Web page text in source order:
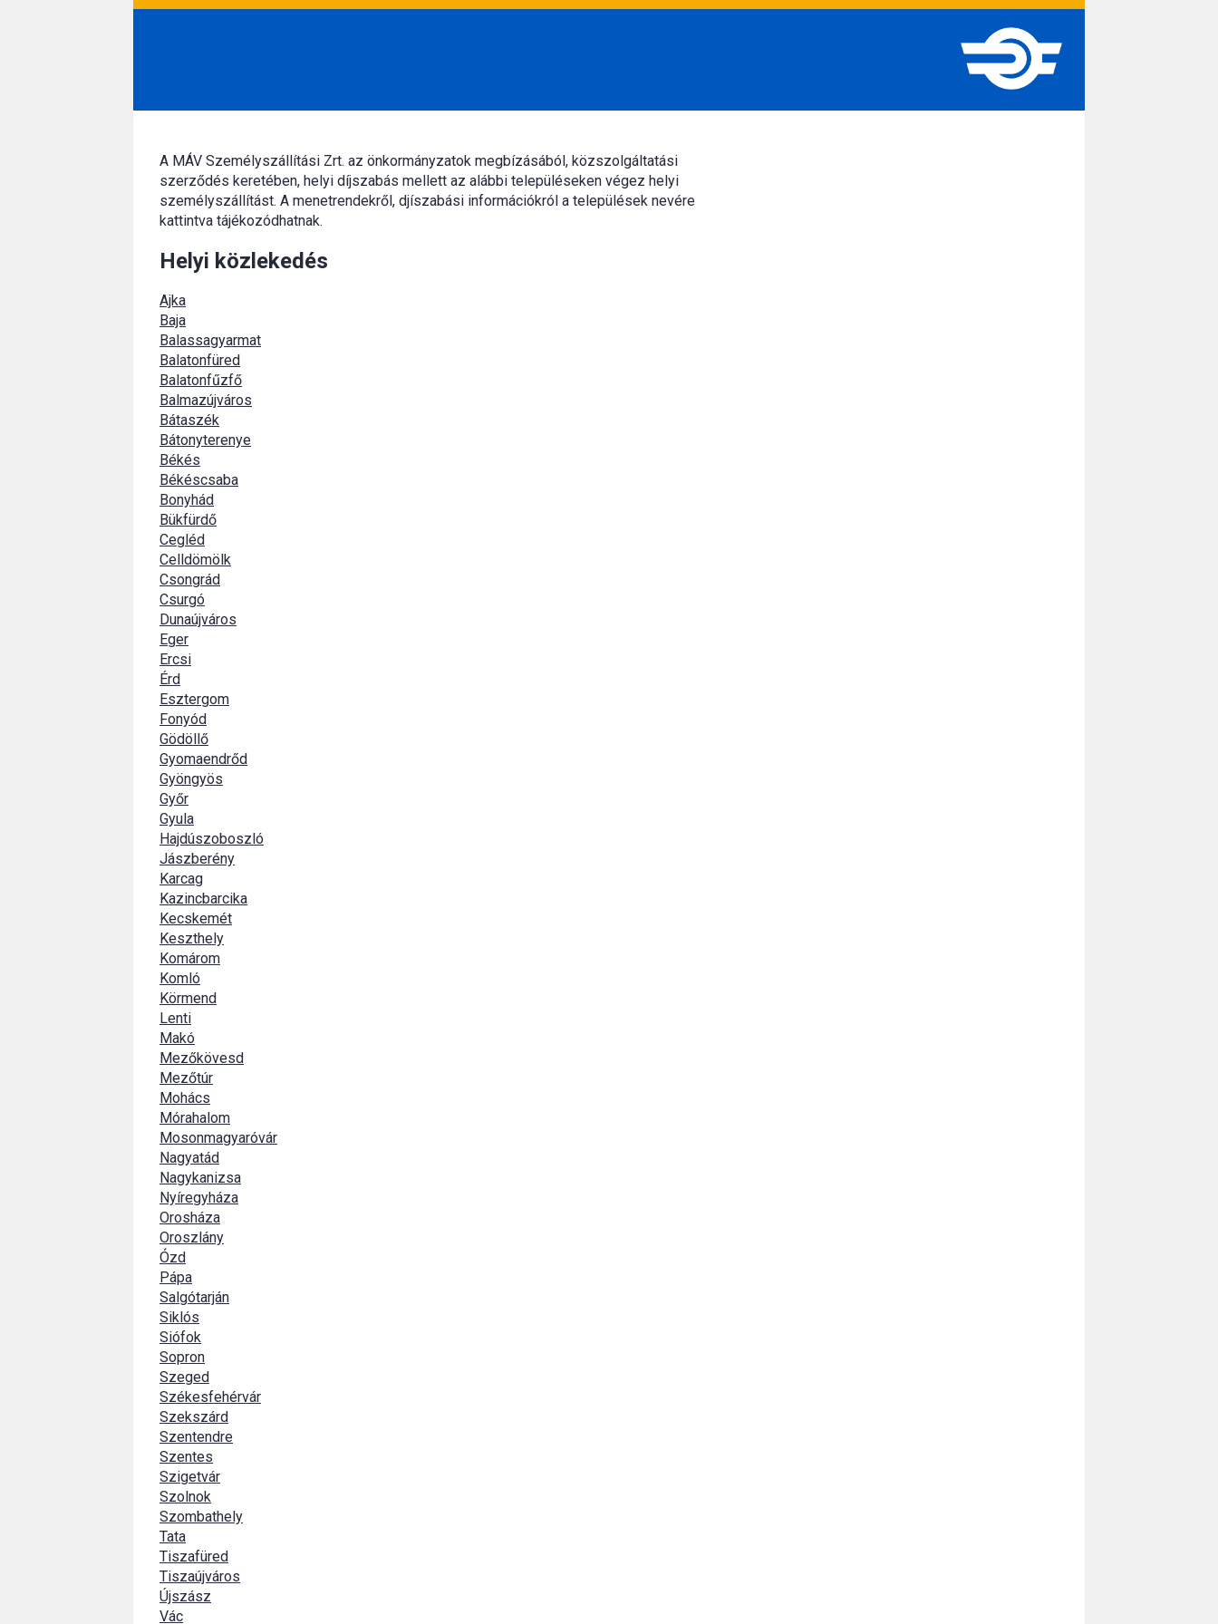
A MÁV Személyszállítási Zrt. az önkormányzatok megbízásából, közszolgáltatási
szerződés keretében, helyi díjszabás mellett az alábbi településeken végez helyi
személyszállítást. A menetrendekről, djíszabási információkról a települések nevére
kattintva tájékozódhatnak.
Helyi közlekedés
Ajka
Baja
Balassagyarmat
Balatonfüred
Balatonfűzfő
Balmazújváros
Bátaszék
Bátonyterenye
Békés
Békéscsaba
Bonyhád
Bükfürdő
Cegléd
Celldömölk
Csongrád
Csurgó
Dunaújváros
Eger
Ercsi
Érd
Esztergom
Fonyód
Gödöllő
Gyomaendrőd
Gyöngyös
Győr
Gyula
Hajdúszoboszló
Jászberény
Karcag
Kazincbarcika
Kecskemét
Keszthely
Komárom
Komló
Körmend
Lenti
Makó
Mezőkövesd
Mezőtúr
Mohács
Mórahalom
Mosonmagyaróvár
Nagyatád
Nagykanizsa
Nyíregyháza
Orosháza
Oroszlány
Ózd
Pápa
Salgótarján
Siklós
Siófok
Sopron
Szeged
Székesfehérvár
Szekszárd
Szentendre
Szentes
Szigetvár
Szolnok
Szombathely
Tata
Tiszafüred
Tiszaújváros
Újszász
Vác